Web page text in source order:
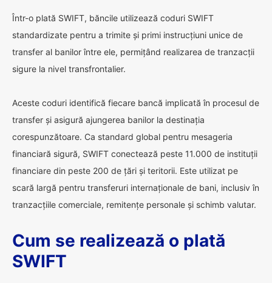
Într-o plată SWIFT, băncile utilizează coduri SWIFT
standardizate pentru a trimite și primi instrucțiuni unice de
transfer al banilor între ele, permițând realizarea de tranzacții
sigure la nivel transfrontalier.
Aceste coduri identifică fiecare bancă implicată în procesul de
transfer și asigură ajungerea banilor la destinația
corespunzătoare. Ca standard global pentru mesageria
financiară sigură, SWIFT conectează peste 11.000 de instituții
financiare din peste 200 de țări și teritorii. Este utilizat pe
scară largă pentru transferuri internaționale de bani, inclusiv în
tranzacțiile comerciale, remitențe personale și schimb valutar.
Cum se realizează o plată
SWIFT